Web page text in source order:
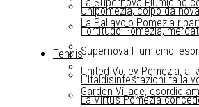
Unipomezia, colpo da
Fortitudo Pomezia,
L’Italdisinfestazioni fa la
Supernova Fiumicino,
La Virtus Pomezia
La Pallavolo Pomezia
United Volley Pomezia,
Tennis
Garden Village, esordio